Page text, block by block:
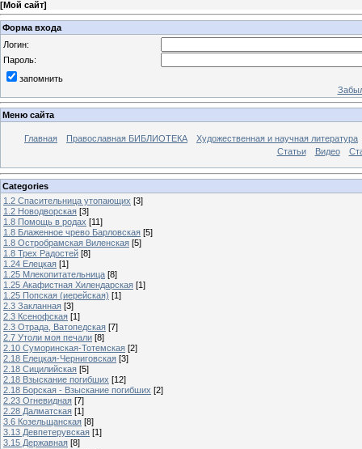
[Мой сайт]
Форма входа
Логин:
Пароль:
запомнить
Меню сайта
Главная Православная БИБЛИОТЕКА
Художественная и научная литература
Статьи
Видео
Categories
1.2 Спасительница утопающих [3]
1.2 Новодворская [3]
1.8 Помощь в родах [11]
1.8 Блаженное чрево Барловская [5]
1.8 Остробрамская Виленская [5]
1.8 Трех Радостей [8]
1.24 Елецкая [1]
1.25 Млекопитательница [8]
1.25 Акафистная Хилендарская [1]
1.25 Попская (иерейская) [1]
2.3 Закланная [3]
2.3 Ксенофская [1]
2.3 Отрада, Ватопедская [7]
2.7 Утоли моя печали [8]
2.10 Суморинская-Тотемская [2]
2.18 Елецкая-Черниговская [3]
2.18 Сицилийская [5]
2.18 Взыскание погибших [12]
2.18 Борская - Взыскание погибших [2]
2.23 Огневидная [7]
2.28 Далматская [1]
3.6 Козельщанская [8]
3.13 Девпетерувская [1]
3.15 Державная [8]